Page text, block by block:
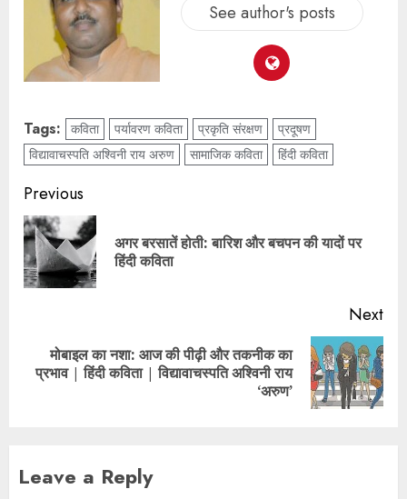
See author's posts
Tags: कविता पर्यावरण कविता प्रकृति संरक्षण
प्रदूषण
विद्यावाचस्पति अश्विनी राय अरुण
सामाजिक कविता हिंदी कविता
Previous
अगर बरसातें होती: बारिश और बचपन की यादों पर
हिंदी कविता
Next
मोबाइल का नशा: आज की पीढ़ी और तकनीक का
प्रभाव | हिंदी कविता | विद्यावाचस्पति अश्विनी राय
‘अरुण’
Leave a Reply